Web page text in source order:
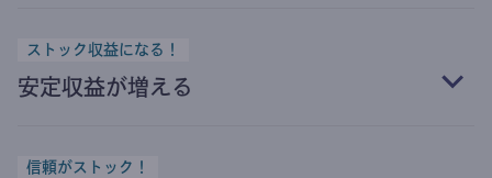
ストック収益になる！
安定収益が増える
信頼がストック！